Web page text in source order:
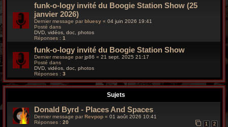
g
o
y
funk-o-logy invité du Boogie Station Show (25
janvier 2026)
Dernier message par bluesy « 04 juin 2026 19:41
Posté dans
DVD, vidéos, doc, photos
Réponses : 1
funk-o-logy invité du Boogie Station Show
Dernier message parjp86 « 21 sept. 2025 21:17
Posté dans
DVD, vidéos, doc, photos
Réponses : 3
Sujets
Donald Byrd - Places And Spaces
Dernier message par Revpop « 01 août 2026 10:41
Réponses : 20 1 2